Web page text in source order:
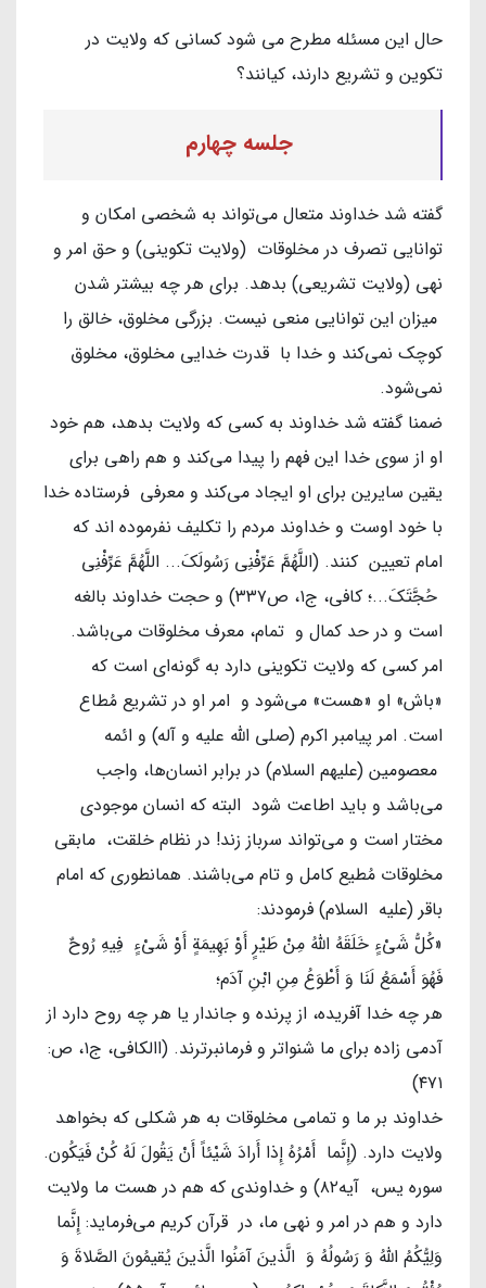
حال این مسئله مطرح می شود کسانی که ولایت در
تکوین و تشریع دارند، کیانند؟
جلسه چهارم
گفته شد خداوند متعال می‌تواند به شخصی امکان و
توانایی تصرف در مخلوقات (ولایت تکوینی) و حق امر و
نهی (ولایت تشریعی) بدهد. برای هر چه بیشتر شدن
میزان این توانایی منعی نیست. بزرگی مخلوق، خالق را
کوچک نمی‌کند و خدا با قدرت خدایی مخلوق، مخلوق
نمی‌شود.
ضمنا گفته شد خداوند به کسی که ولایت بدهد، هم خود
او از سوی خدا این فهم را پیدا می‌کند و هم راهی برای
یقین سایرین برای او ایجاد می‌کند و معرفی فرستاده خدا
با خود اوست و خداوند مردم را تکلیف نفرموده اند که
امام تعیین کنند. (اللَّهُمَّ عَرِّفْنِي رَسُولَكَ... اللَّهُمَّ عَرِّفْنِي
حُجَّتَكَ...؛ کافی، ج۱، ص۳۳۷) و حجت خداوند بالغه
است و در حد کمال و تمام، معرف مخلوقات می‌باشد.
امر کسی که ولایت تکوینی دارد به گونه‌ای است که
«باش» او «هست» می‌شود و امر او در تشریع مُطاع
است. امر پیامبر اکرم (صلی الله علیه و آله) و ائمه
معصومین (علیهم السلام) در برابر انسان‌ها، واجب
می‌باشد و باید اطاعت شود البته که انسان موجودی
مختار است و می‌تواند سرباز زند! در نظام خلقت، مابقی
مخلوقات مُطیع کامل و تام می‌باشند. همانطوری که امام
باقر (علیه السلام) فرمودند:
«کُلُّ شَیْ‌ءٍ خَلَقَهُ اللَّهُ مِنْ طَیْرٍ أَوْ بَهِیمَةٍ أَوْ شَیْ‌ءٍ فِیهِ رُوحٌ
فَهُوَ أَسْمَعُ لَنَا وَ أَطْوَعُ مِنِ ابْنِ آدَم؛
هر چه خدا آفریده، از پرنده و جاندار یا هر چه روح دارد از
آدمی زاده برای ما شنواتر و فرمانبرترند. (االکافی، ج۱، ص:
۴۷۱)
خداوند بر ما و تمامی مخلوقات به هر شکلی که بخواهد
ولایت دارد. (إِنَّما أَمْرُهُ إِذا أَرادَ شَیْئاً أَنْ یَقُولَ لَهُ کُنْ فَیَکُون.
سوره یس، آیه۸۲) و خداوندی که هم در هست ما ولایت
دارد و هم در امر و نهی ما، در قرآن کریم می‌فرماید: إِنَّما
وَلِیُّکُمُ اللَّهُ وَ رَسُولُهُ وَ الَّذینَ آمَنُوا الَّذینَ یُقیمُونَ الصَّلاةَ وَ